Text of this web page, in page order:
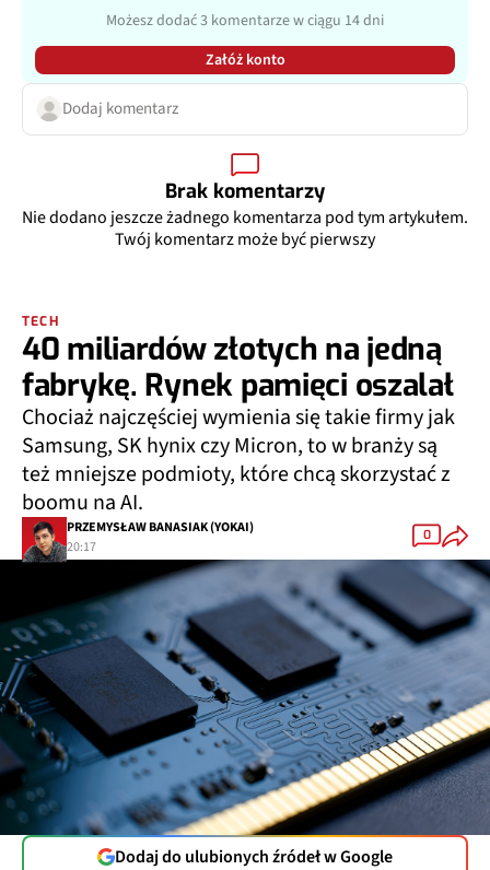
Możesz dodać 3 komentarze w ciągu 14 dni
Załóż konto
Dodaj komentarz
Brak komentarzy
Nie dodano jeszcze żadnego komentarza pod tym artykułem.
Twój komentarz może być pierwszy
TECH
40 miliardów złotych na jedną
fabrykę. Rynek pamięci oszalał
Chociaż najczęściej wymienia się takie firmy jak
Samsung, SK hynix czy Micron, to w branży są
też mniejsze podmioty, które chcą skorzystać z
boomu na AI.
PRZEMYSŁAW BANASIAK (YOKAI)
20:17
0
Dodaj do ulubionych źródeł w Google